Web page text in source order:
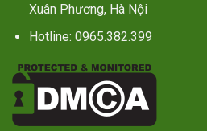
Xuân Phương, Hà Nội
Hotline: 0965.382.399